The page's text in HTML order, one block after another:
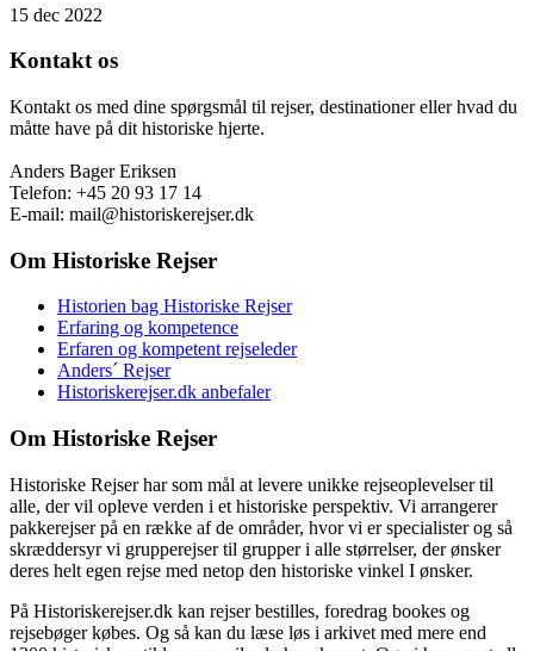
15 dec 2022
Kontakt os
Kontakt os med dine spørgsmål til rejser, destinationer eller hvad du
måtte have på dit historiske hjerte.
Anders Bager Eriksen
Telefon: +45 20 93 17 14
E-mail: mail@historiskerejser.dk
Om Historiske Rejser
Historien bag Historiske Rejser
Erfaring og kompetence
Erfaren og kompetent rejseleder
Anders´ Rejser
Historiskerejser.dk anbefaler
Om Historiske Rejser
Historiske Rejser har som mål at levere unikke rejseoplevelser til
alle, der vil opleve verden i et historiske perspektiv. Vi arrangerer
pakkerejser på en række af de områder, hvor vi er specialister og så
skræddersyr vi grupperejser til grupper i alle størrelser, der ønsker
deres helt egen rejse med netop den historiske vinkel I ønsker.
På Historiskerejser.dk kan rejser bestilles, foredrag bookes og
rejsebøger købes. Og så kan du læse løs i arkivet med mere end